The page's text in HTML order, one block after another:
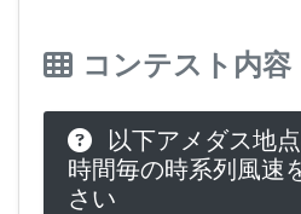
コンテスト内容
以下アメダス地
時間毎の時系列風速
さい